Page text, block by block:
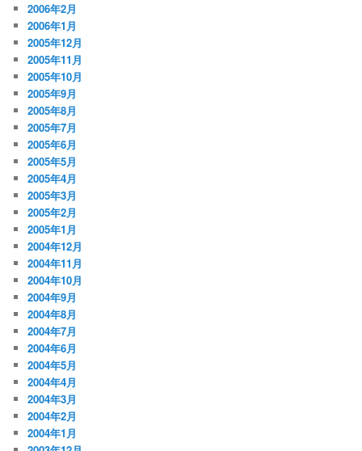
2006年2月
2006年1月
2005年12月
2005年11月
2005年10月
2005年9月
2005年8月
2005年7月
2005年6月
2005年5月
2005年4月
2005年3月
2005年2月
2005年1月
2004年12月
2004年11月
2004年10月
2004年9月
2004年8月
2004年7月
2004年6月
2004年5月
2004年4月
2004年3月
2004年2月
2004年1月